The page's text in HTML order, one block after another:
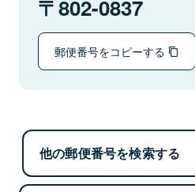
802-0837
郵便番号をコピーする
他の郵便番号を検索する